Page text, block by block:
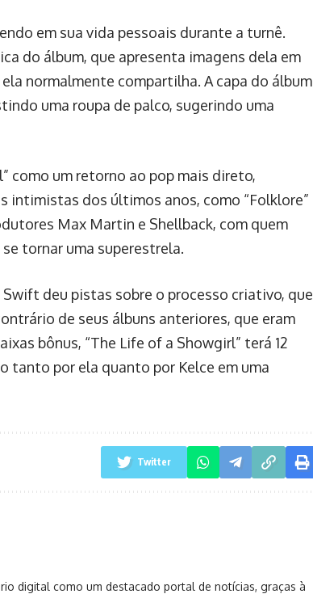
em sua vida pessoais durante a turnê.
do álbum, que apresenta imagens dela em
normalmente compartilha. A capa do álbum
uma roupa de palco, sugerindo uma
como um retorno ao pop mais direto,
intimistas dos últimos anos, como “Folklore”
Max Martin e Shellback, com quem
tornar uma superestrela.
deu pistas sobre o processo criativo, que
de seus álbuns anteriores, que eram
bônus, “The Life of a Showgirl” terá 12
tanto por ela quanto por Kelce em uma
Twitter
digital como um destacado portal de notícias, graças à